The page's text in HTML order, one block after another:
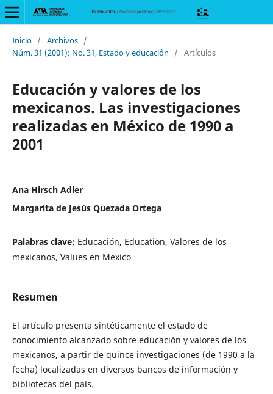
Inicio / Archivos /
Núm. 31 (2001): No. 31, Estado y educación
/ Artículos
Educación y valores de los
mexicanos. Las investigaciones
realizadas en México de 1990 a
2001
Ana Hirsch Adler
Margarita de Jesús Quezada Ortega
Palabras clave: Educación, Education, Valores de los
mexicanos, Values en Mexico
Resumen
El artículo presenta sintéticamente el estado de
conocimiento alcanzado sobre educación y valores de los
mexicanos, a partir de quince investigaciones (de 1990 a la
fecha) localizadas en diversos bancos de información y
bibliotecas del país.